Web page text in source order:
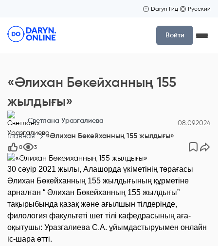
Daryn Гид Русский
Войти
«Әлихан Бөкейханның 155
жылдығы»
Светлана Уразгалиева 08.09.2024
Главная «Әлихан Бөкейханның 155 жылдығы»
0 3
30 сәуір 2021 жылы, Алашорда үкіметінің төрағасы
Әлихан Бөкейханның 155 жылдығының құрметіне
арналған “ Әлихан Бөкейханның 155 жылдығы”
тақырыбында қазақ және ағылшын тілдерінде,
филология факультеті шет тілі кафедрасының аға-
оқытушы: Уразгалиева С.А. ұйымдастыруымен онлайн
іс-шара өтті.